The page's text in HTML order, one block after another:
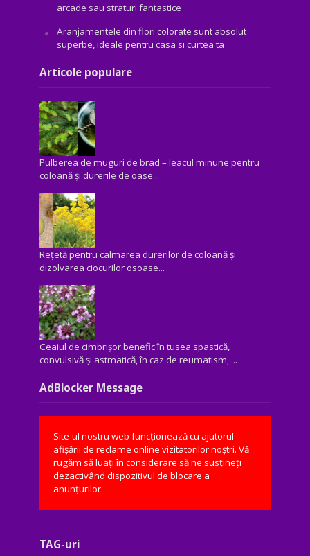
arcade sau straturi fantastice
Aranjamentele din flori colorate sunt absolut
superbe, ideale pentru casa si curtea ta
Articole populare
Pulberea de muguri de brad – leacul minune pentru
coloană și durerile de oase...
Rețetă pentru calmarea durerilor de coloană și
dizolvarea ciocurilor osoase...
Ceaiul de cimbrișor benefic în tusea spastică,
convulsivă şi astmatică, în caz de reumatism, ...
AdBlocker Message
Site-ul nostru web funcționează cu ajutorul
afișării de reclame online vizitatorilor noștri. Vă
rugăm să luați în considerare să ne susțineți
dezactivând dispozitivul de blocare a
anunțurilor.
TAG-uri